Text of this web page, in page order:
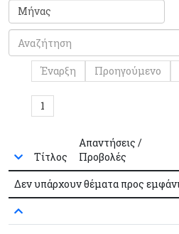
Έναρξη Προηγούμενο
1
Τίτλος
Απαντήσεις /
Προβολές
Δεν υπάρχουν θέματα προς